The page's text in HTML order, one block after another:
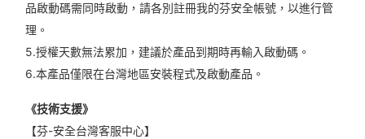
品啟動碼需同時啟動，請各別註冊我的芬安全帳號，以進行管
理。
5.授權天數無法累加，建議於產品到期時再輸入啟動碼。
6.本產品僅限在台灣地區安裝程式及啟動產品。
《技術支援》
【芬-安全台灣客服中心】